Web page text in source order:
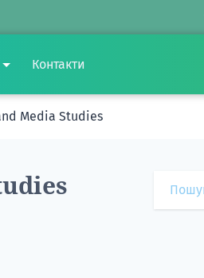
Контакти
Media Studies